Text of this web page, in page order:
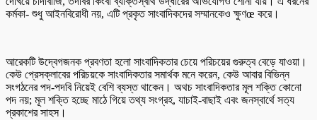
কর্মকা- শুধু আইনবিরোধী নয়, এটি প্রকৃত সাংবাদিকদের সম্মানকেও ক্ষুণœ করে।
আরেকটি উদ্বেগজনক প্রবণতা হলো সাংবাদিকতার চেয়ে পরিচয়ের গুরুত্ব বেড়ে যাওয়া।
কেউ প্রেসক্লাবের পরিচয়কে সাংবাদিকতার সমার্থক মনে করেন, কেউ আবার বিভিন্ন
সংগঠনের পদ-পদবি নিয়েই বেশি ব্যস্ত থাকেন। অথচ সাংবাদিকতার মূল শক্তি কোনো
পদ নয়; মূল শক্তি হচ্ছে মাঠে গিয়ে তথ্য সংগ্রহ, যাচাই-বাছাই এবং জনস্বার্থে সত্য
প্রকাশের সাহস।